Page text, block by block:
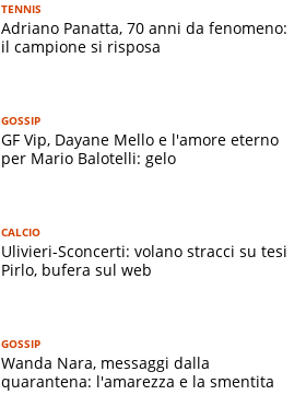
TENNIS
Adriano Panatta, 70 anni da fenomeno:
il campione si risposa
GOSSIP
GF Vip, Dayane Mello e l'amore eterno
per Mario Balotelli: gelo
CALCIO
Ulivieri-Sconcerti: volano stracci su tesi
Pirlo, bufera sul web
GOSSIP
Wanda Nara, messaggi dalla
quarantena: l'amarezza e la smentita